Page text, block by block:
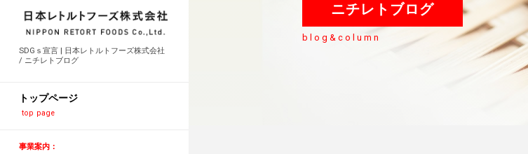
SDGｓ宣言 | 日本レトルトフーズ株式会社
/ ニチレトブログ
トップページ
top page
事業案内：
ニチレトブログ
blog&column